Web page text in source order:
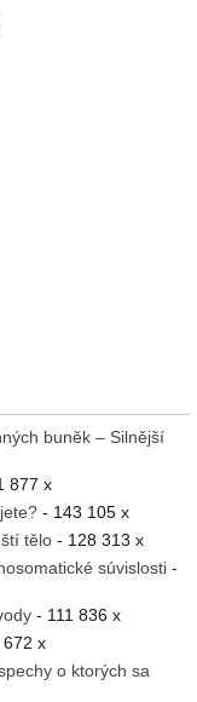
buněk – Silnější
877 x
- 143 105 x
tělo - 128 313 x
súvislosti -
- 111 836 x
672 x
o ktorých sa